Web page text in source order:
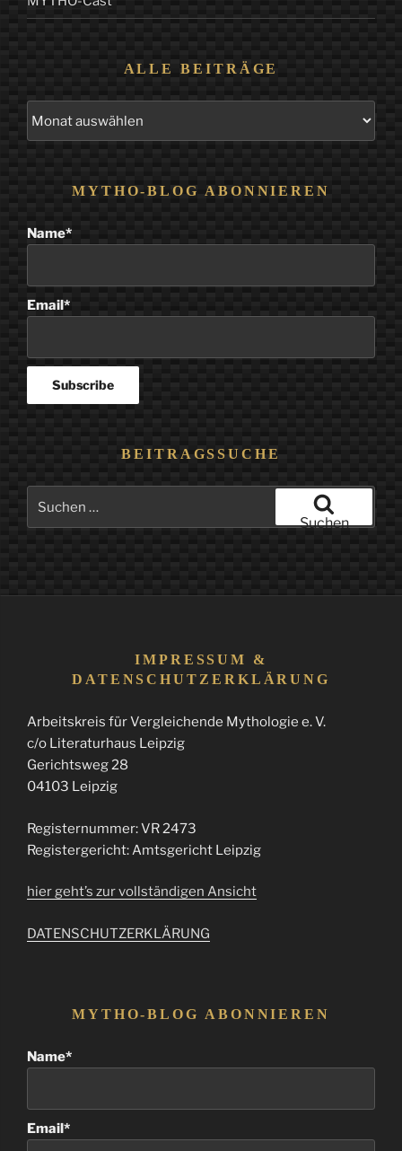
ALLE BEITRÄGE
MYTHO-BLOG ABONNIEREN
Name*
Email*
BEITRAGSSUCHE
nach:
Suchen
IMPRESSUM &
DATENSCHUTZERKLÄRUNG
Arbeitskreis für Vergleichende Mythologie e. V.
c/o Literaturhaus Leipzig
Gerichtsweg 28
04103 Leipzig
Registernummer: VR 2473
Registergericht: Amtsgericht Leipzig
hier geht’s zur vollständigen Ansicht
DATENSCHUTZERKLÄRUNG
MYTHO-BLOG ABONNIEREN
Name*
Email*